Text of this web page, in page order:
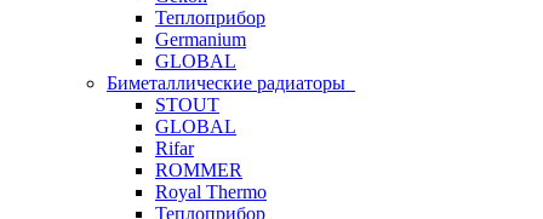
Теплоприбор
Germanium
GLOBAL
Биметаллические радиаторы
STOUT
GLOBAL
Rifar
ROMMER
Royal Thermo
Теплоприбор